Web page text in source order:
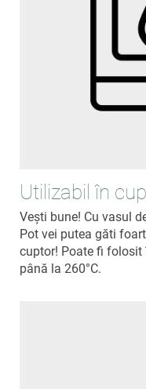
Utilizabil în
Vești bune! Cu vasul
Pot vei putea găti
cuptor! Poate fi
până la 260°C.